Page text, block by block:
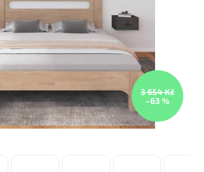
3 654 Kč
–63 %